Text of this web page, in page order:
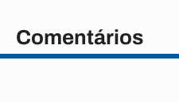
Comentários